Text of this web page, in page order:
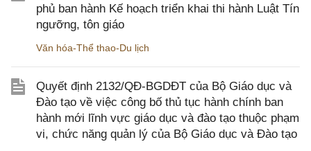
phủ ban hành Kế hoạch triển khai thi hành Luật Tín
ngưỡng, tôn giáo
Văn hóa-Thể thao-Du lịch
Quyết định 2132/QĐ-BGDĐT của Bộ Giáo dục và
Đào tạo về việc công bố thủ tục hành chính ban
hành mới lĩnh vực giáo dục và đào tạo thuộc phạm
vi, chức năng quản lý của Bộ Giáo dục và Đào tạo